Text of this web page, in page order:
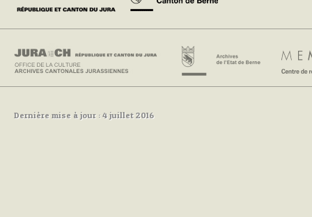
Dernière mise à jour : 4 juillet 2016